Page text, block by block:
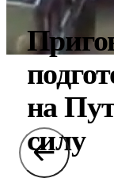
на
силу